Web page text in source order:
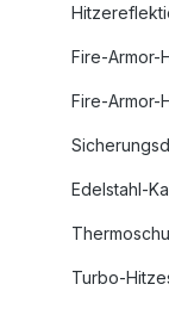
Fire-Armor-
Fire-Armor-
Edelstahl-
Turbo-